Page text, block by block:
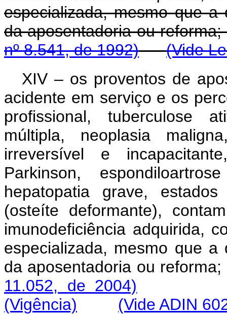
especializada, mesmo que
da aposentadoria ou
nº 8.541, de 1992)
(Vide
XIV – os proventos de
acidente em serviço e os
profissional, tuberculose
múltipla, neoplasia
irreversível e
Parkinson,
hepatopatia grave,
(osteíte deformante),
imunodeficiência adquirida,
especializada, mesmo que
da aposentadoria ou
11.052, de 2004)
(Vigência)
(Vide ADIN